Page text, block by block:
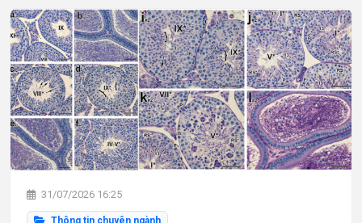
31/07/2026 16:25
Thông tin chuyên ngành